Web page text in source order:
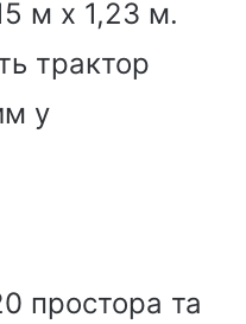
м x 1,23 м.
трактор
у
простора та